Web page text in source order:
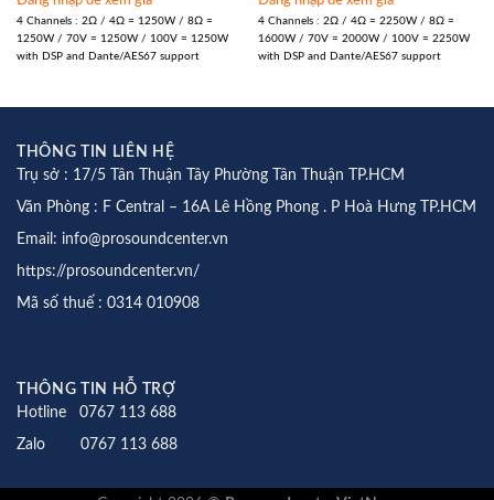
4 Channels : 2Ω / 4Ω = 1250W / 8Ω =
1250W / 70V = 1250W / 100V = 1250W
with DSP and Dante/AES67 support
4 Channels : 2Ω / 4Ω = 2250W / 8Ω =
1600W / 70V = 2000W / 100V = 2250W
with DSP and Dante/AES67 support
THÔNG TIN LIÊN HỆ
Trụ sở : 17/5 Tân Thuận Tây Phường Tân Thuận TP.HCM
Văn Phòng : F Central – 16A Lê Hồng Phong . P Hoà Hưng TP.HCM
Email: info@prosoundcenter.vn
https://prosoundcenter.vn/
Mã số thuế : 0314 010908
THÔNG TIN HỖ TRỢ
Hotline 0767 113 688
Zalo 0767 113 688